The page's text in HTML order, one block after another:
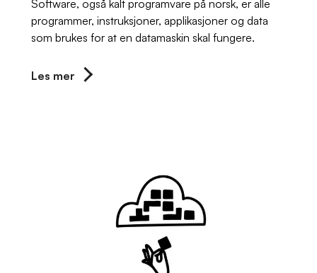
Software, også kalt programvare på norsk, er alle
programmer, instruksjoner, applikasjoner og data
som brukes for at en datamaskin skal fungere.
Les mer